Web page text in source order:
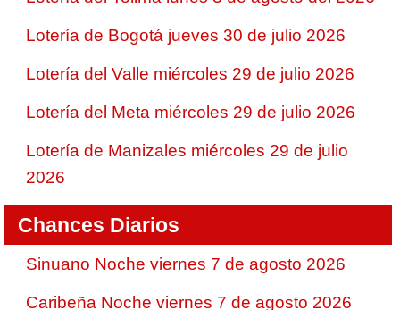
Lotería de Bogotá jueves 30 de julio 2026
Lotería del Valle miércoles 29 de julio 2026
Lotería del Meta miércoles 29 de julio 2026
Lotería de Manizales miércoles 29 de julio
2026
Chances Diarios
Sinuano Noche viernes 7 de agosto 2026
Caribeña Noche viernes 7 de agosto 2026